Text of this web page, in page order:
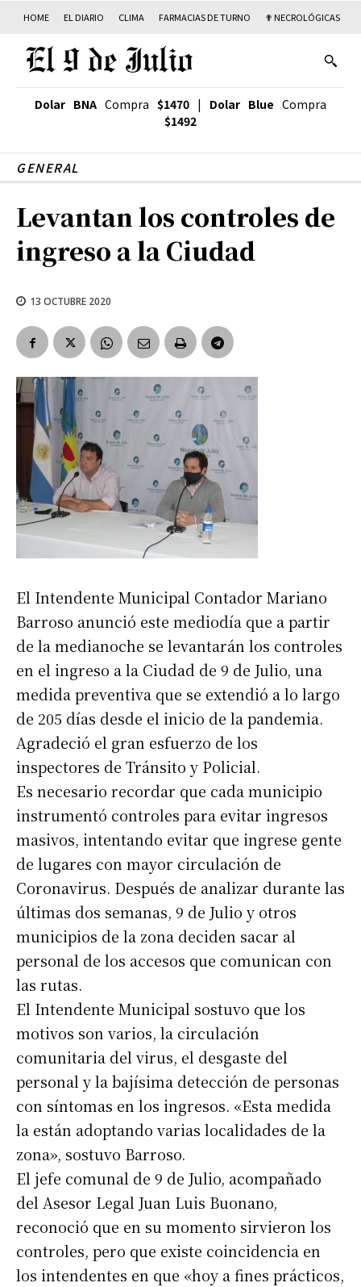
HOME EL DIARIO CLIMA FARMACIAS DE TURNO ✟ NECROLÓGICAS
Dolar BNA Compra $1470 | Dolar Blue Compra
$1492
GENERAL
Levantan los controles de
ingreso a la Ciudad
13 OCTUBRE 2020
El Intendente Municipal Contador Mariano
Barroso anunció este mediodía que a partir
de la medianoche se levantarán los controles
en el ingreso a la Ciudad de 9 de Julio, una
medida preventiva que se extendió a lo largo
de 205 días desde el inicio de la pandemia.
Agradeció el gran esfuerzo de los
inspectores de Tránsito y Policial.
Es necesario recordar que cada municipio
instrumentó controles para evitar ingresos
masivos, intentando evitar que ingrese gente
de lugares con mayor circulación de
Coronavirus. Después de analizar durante las
últimas dos semanas, 9 de Julio y otros
municipios de la zona deciden sacar al
personal de los accesos que comunican con
las rutas.
El Intendente Municipal sostuvo que los
motivos son varios, la circulación
comunitaria del virus, el desgaste del
personal y la bajísima detección de personas
con síntomas en los ingresos. «Esta medida
la están adoptando varias localidades de la
zona», sostuvo Barroso.
El jefe comunal de 9 de Julio, acompañado
del Asesor Legal Juan Luis Buonano,
reconoció que en su momento sirvieron los
controles, pero que existe coincidencia en
los intendentes en que «hoy a fines prácticos,